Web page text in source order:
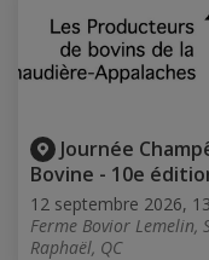
Journée
Bovine - 10e
12 septembre 2026,
Ferme Bovior Lemelin,
Raphaël, QC